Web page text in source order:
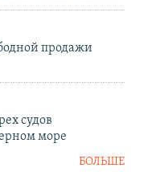
продажи
судов
море
БОЛЬШЕ